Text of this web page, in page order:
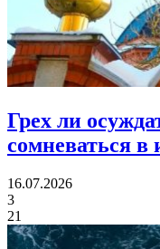
Грех ли
сомневаться в
16.07.2026
3
21